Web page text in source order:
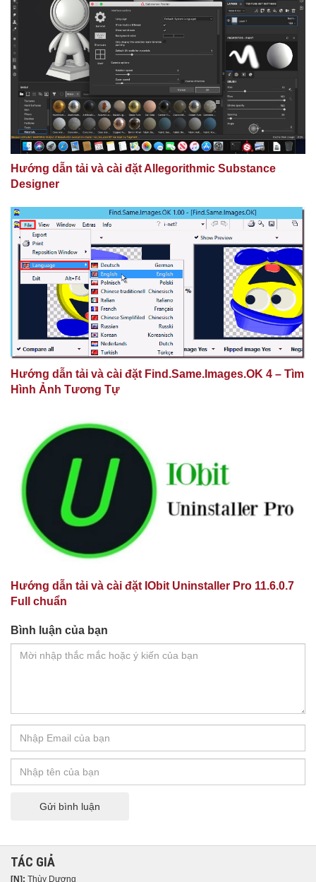
Hướng dẫn tải và cài đặt Allegorithmic Substance
Designer
Hướng dẫn tải và cài đặt Find.Same.Images.OK 4 – Tìm
Hình Ảnh Tương Tự
Hướng dẫn tải và cài đặt IObit Uninstaller Pro 11.6.0.7
Full chuẩn
Bình luận của bạn
Gửi bình luận
TÁC GIẢ
[N]: Thùy Dương